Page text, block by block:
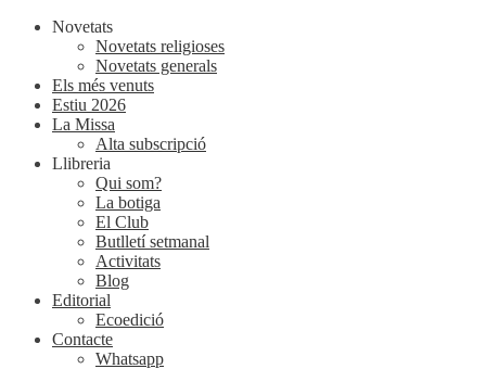
Novetats
Novetats religioses
Novetats generals
Els més venuts
Estiu 2026
La Missa
Alta subscripció
Llibreria
Qui som?
La botiga
El Club
Butlletí setmanal
Activitats
Blog
Editorial
Ecoedició
Contacte
Whatsapp